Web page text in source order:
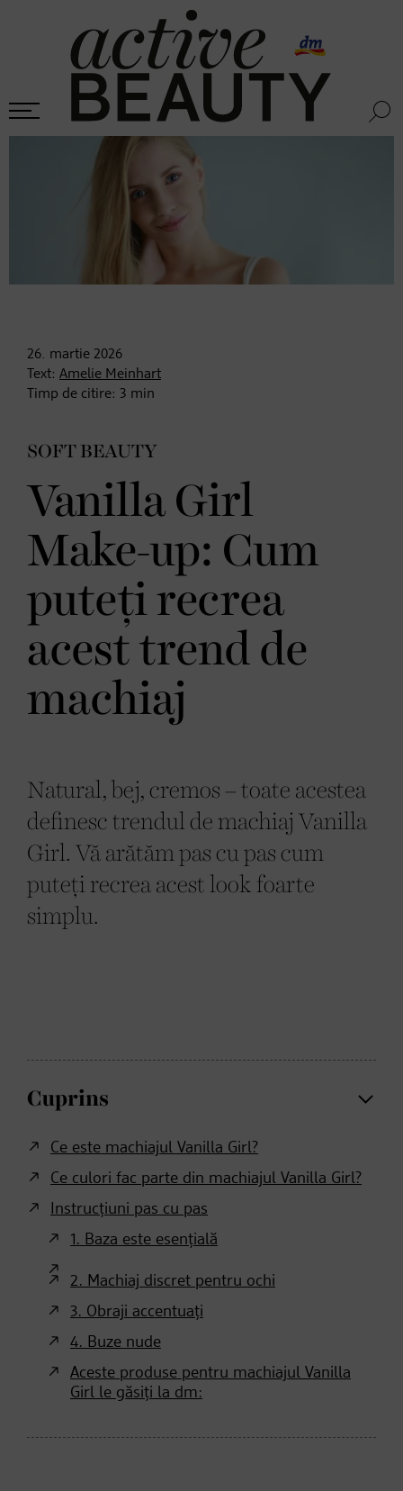
26. martie 2026
Text: Amelie Meinhart
Timp de citire: 3 min
SOFT BEAUTY
Vanilla Girl
Make-up: Cum
puteți recrea
acest trend de
machiaj
Natural, bej, cremos – toate acestea
definesc trendul de machiaj Vanilla
Girl. Vă arătăm pas cu pas cum
puteți recrea acest look foarte
simplu.
Cuprins
Ce este machiajul Vanilla Girl?
Ce culori fac parte din machiajul Vanilla Girl?
Instrucțiuni pas cu pas
1. Baza este esențială
2. Machiaj discret pentru ochi
3. Obraji accentuați
4. Buze nude
Aceste produse pentru machiajul Vanilla
Girl le găsiți la dm: